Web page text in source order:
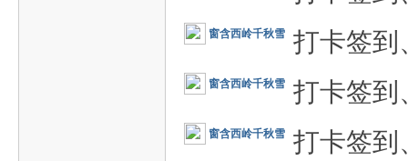
窗含西岭千秋雪 打卡签
窗含西岭千秋雪 打卡签
窗含西岭千秋雪 打卡签